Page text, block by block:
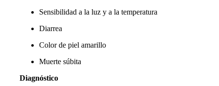
Sensibilidad a la luz y a la temperatura
Diarrea
Color de piel amarillo
Muerte súbita
Diagnóstico